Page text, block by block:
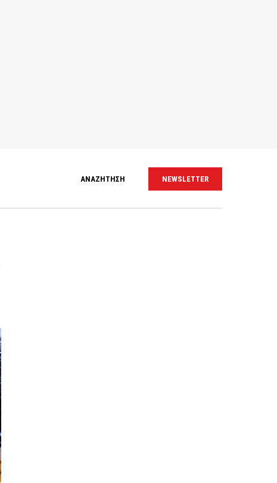
ΑΝΑΖΗΤΗΣΗ NEWSLETTER